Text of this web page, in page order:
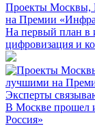
Проекты Москвы,
на Премии
На первый план в
цифровизация и
Эксперты
В Москве прошел
Россия»